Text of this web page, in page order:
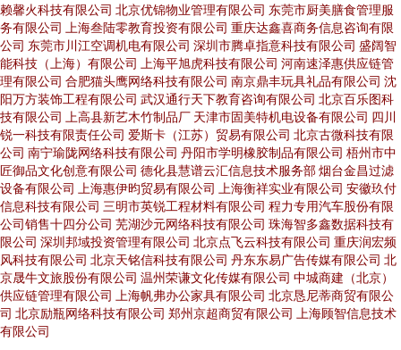
赖馨火科技有限公司 北京优锦物业管理有限公司 东莞市厨美膳食管理服
务有限公司
上海叁陆零教育投资有限公司 重庆达鑫喜商务信息咨询有限
公司 东莞市川江空调机电有限公司 深圳市腾卓指意科技有限公司 盛阔智
能科技（上海）有限公司
上海平旭虎科技有限公司 河南速泽惠供应链管
理有限公司 合肥猫头鹰网络科技有限公司 南京鼎丰玩具礼品有限公司 沈
阳万方装饰工程有限公司 武汉通行天下教育咨询有限公司 北京百乐图科
技有限公司
上高县新艺木竹制品厂 天津市固美特机电设备有限公司 四川
锐一科技有限责任公司 爱斯卡（江苏）贸易有限公司 北京古微科技有限
公司 南宁瑜陇网络科技有限公司 丹阳市学明橡胶制品有限公司 梧州市中
匠御品文化创意有限公司 德化县慧谱云汇信息技术服务部烟台金昌过滤
设备有限公司
上海惠伊昀贸易有限公司 上海衡祥实业有限公司 安徽玖付
信息科技有限公司 三明市英锐工程材料有限公司 程力专用汽车股份有限
公司销售十四分公司 芜湖沙元网络科技有限公司 珠海智多鑫数据科技有
限公司 深圳邦域投资管理有限公司 北京点飞云科技有限公司 重庆润宏频
风科技有限公司 北京天铭信科技有限公司 丹东东易广告传媒有限公司 北
京晟牛文旅股份有限公司 温州荣谦文化传媒有限公司 中城商建（北京）
供应链管理有限公司
上海帆弗办公家具有限公司 北京恳尼蒂商贸有限公
司 北京励瓶网络科技有限公司 郑州京超商贸有限公司
上海顾智信息技术
有限公司